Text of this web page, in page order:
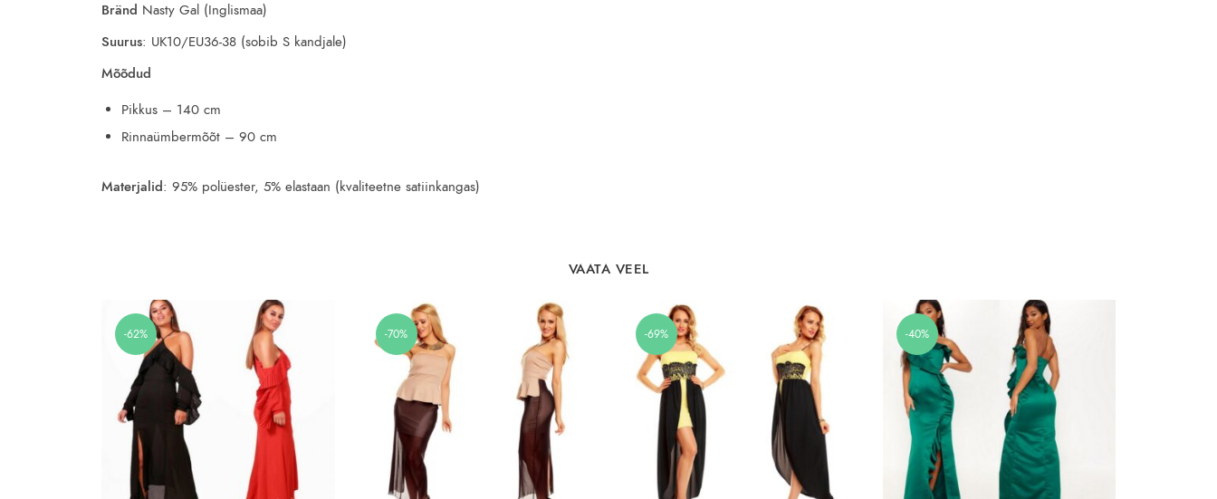
Bränd Nasty Gal (Inglismaa)
Suurus: UK10/EU36-38 (sobib S kandjale)
Mõõdud
Pikkus – 140 cm
Rinnaümbermõõt – 90 cm
Materjalid: 95% polüester, 5% elastaan (kvaliteetne satiinkangas)
VAATA VEEL
-62% -70% -69% -40%